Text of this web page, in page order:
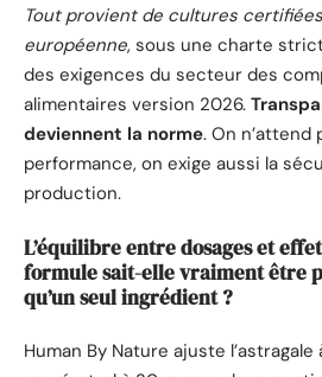
Tout provient de cultures
européenne, sous une charte
des exigences du secteur des
alimentaires version 2026.
deviennent la norme. On n’attend
performance, on exige aussi la
production.
L’équilibre entre dosages et
formule sait-elle vraiment être
qu’un seul ingrédient ?
Human By Nature ajuste l’astragale